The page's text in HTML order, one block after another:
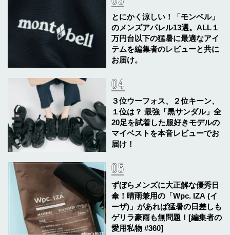
とにかく涼しい！「モンベル」
のメンズアパレル13選。ALL１
万円台以下の猛暑に最適なアイ
テムを編集者のレビューと共に
お届け。
３位ウーフォス、２位キーン、
１位は？ 最強「黒サンダル」全
20足を試着した服好きモデルの
マイベストを本音レビューでお
届け！
ずぼらメンズに大正解な優秀日
傘！晴雨兼用の「Wpc. IZA (イ
ーザ)」があれば猛暑の日差しも
ゲリラ豪雨も無問題！[編集者の
愛用私物 #360]